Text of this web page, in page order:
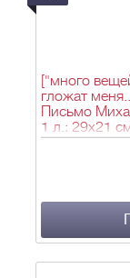
["много
гложат
Письмо
1 л.; 29х21